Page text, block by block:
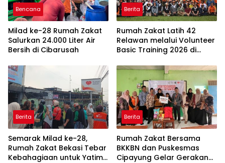
Bencana
Milad ke-28 Rumah Zakat
Salurkan 24.000 Liter Air
Bersih di Cibarusah
Berita
Rumah Zakat Latih 42
Relawan melalui Volunteer
Basic Training 2026 di
Berita
Semarak Milad ke-28,
Rumah Zakat Bekasi Tebar
Kebahagiaan untuk Yatim,
Berita
Rumah Zakat Bersama
BKKBN dan Puskesmas
Cipayung Gelar Gerakan